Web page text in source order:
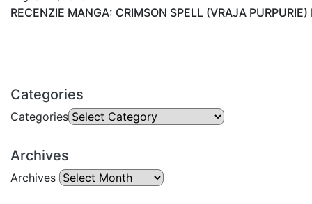
RECENZIE MANGA: CRIMSON SPELL (VRAJA
Categories
Categories
Archives
Archives